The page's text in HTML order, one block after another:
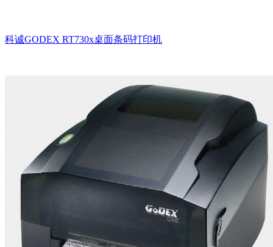
科诚GODEX RT730x桌面条码打印机